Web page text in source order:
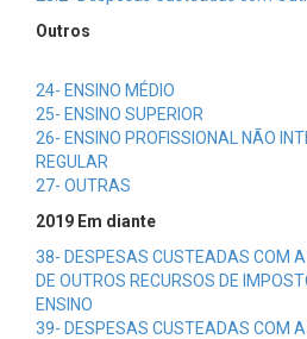
Outros
24- ENSINO MÉDIO
25- ENSINO SUPERIOR
26- ENSINO PROFISSIONAL NÃO
REGULAR
27- OUTRAS
2019 Em diante
38- DESPESAS CUSTEADAS COM
DE OUTROS RECURSOS DE
ENSINO
39- DESPESAS CUSTEADAS COM A